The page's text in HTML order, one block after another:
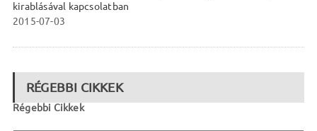
kirablásával kapcsolatban
2015-07-03
RÉGEBBI CIKKEK
Régebbi Cikkek